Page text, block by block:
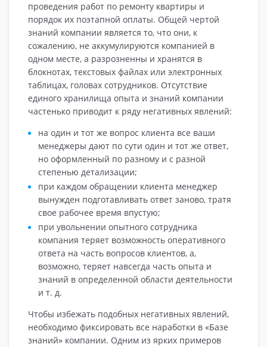
проведения работ по ремонту квартиры и
порядок их поэтапной оплаты. Общей чертой
знаний компании является то, что они, к
сожалению, не аккумулируются компанией в
одном месте, а разрозненны и хранятся в
блокнотах, текстовых файлах или электронных
таблицах, головах сотрудников. Отсутствие
единого хранилища опыта и знаний компании
частенько приводит к ряду негативных явлений:
на один и тот же вопрос клиента все ваши
менеджеры дают по сути один и тот же ответ,
но оформленный по разному и с разной
степенью детализации;
при каждом обращении клиента менеджер
вынужден подготавливать ответ заново, тратя
свое рабочее время впустую;
при увольнении опытного сотрудника
компания теряет возможность оперативного
ответа на часть вопросов клиентов, а,
возможно, теряет навсегда часть опыта и
знаний в определенной области деятельности
и т. д.
Чтобы избежать подобных негативных явлений,
необходимо фиксировать все наработки в «Базе
знаний» компании. Одним из ярких примеров